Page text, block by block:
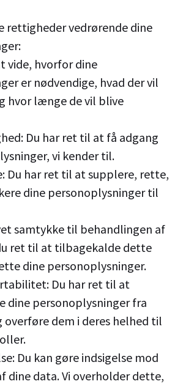
rettigheder vedrørende dine
vide, hvorfor dine
er nødvendige, hvad der vil
hvor længe de vil blive
Du har ret til at få adgang
vi kender til.
Du har ret til at supplere, rette,
dine personoplysninger til
samtykke til behandlingen af
ret til at tilbagekalde dette
dine personoplysninger.
Du har ret til at
dine personoplysninger fra
dem i deres helhed til
Du kan gøre indsigelse mod
dine data. Vi overholder dette,